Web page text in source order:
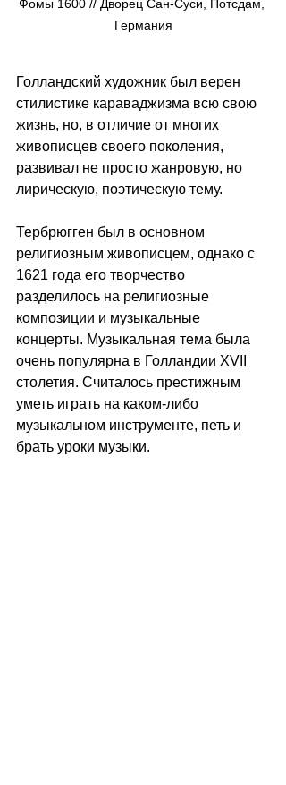
Фомы 1600 // Дворец Сан-Суси, Потсдам,
Германия
Голландский художник был верен
стилистике караваджизма всю свою
жизнь, но, в отличие от многих
живописцев своего поколения,
развивал не просто жанровую, но
лирическую, поэтическую тему.
Тербрюгген был в основном
религиозным живописцем, однако с
1621 года его творчество
разделилось на религиозные
композиции и музыкальные
концерты. Музыкальная тема была
очень популярна в Голландии XVII
столетия. Считалось престижным
уметь играть на каком-либо
музыкальном инструменте, петь и
брать уроки музыки.